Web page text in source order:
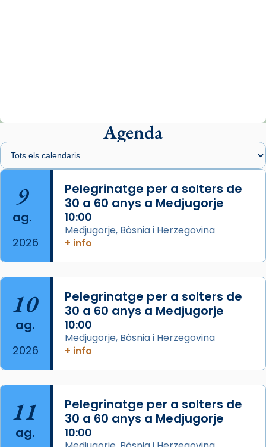
presidit aquest 27 de juliol la missa de Les
Santes de Mataró.
🔗
📸 J. Merino
Photo
View on Facebook ·
de Barcelona.
Aquest dilluns, 27 de juliol, ha tingut lloc la
missa d’acció de gràcies en agraïment al
comitè organitzador de la visita apostòlica
del Sant Pare Lleó XIV a Barcelona, i als
col·laboradors, a la Catedral de Barcelona.
L’arquebisbe de Barcelona, el cardenal Joan
Josep Omella, ha presidit la missa i l’ha
concelebrat el bisbe auxiliar de Barcelona,
Mons. David Abadías.
📸 Dr. G. Simón
Agenda
9
ag.
2026
Pelegrinatge per a solters de
30 a 60 anys a Medjugorje
10:00
Medjugorje, Bòsnia i Herzegovina
+ info
10
ag.
2026
Pelegrinatge per a solters de
30 a 60 anys a Medjugorje
10:00
Medjugorje, Bòsnia i Herzegovina
+ info
11
ag.
Pelegrinatge per a solters de
30 a 60 anys a Medjugorje
10:00